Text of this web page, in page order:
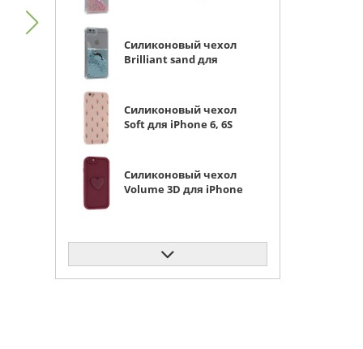
Силиконовый чехол
Brilliant sand для
Силиконовый чехол
Soft для iPhone 6, 6S
Силиконовый чехол
Volume 3D для iPhone
Силиконовый чехол
Carboniferous для
iPhone 6, 6S синий